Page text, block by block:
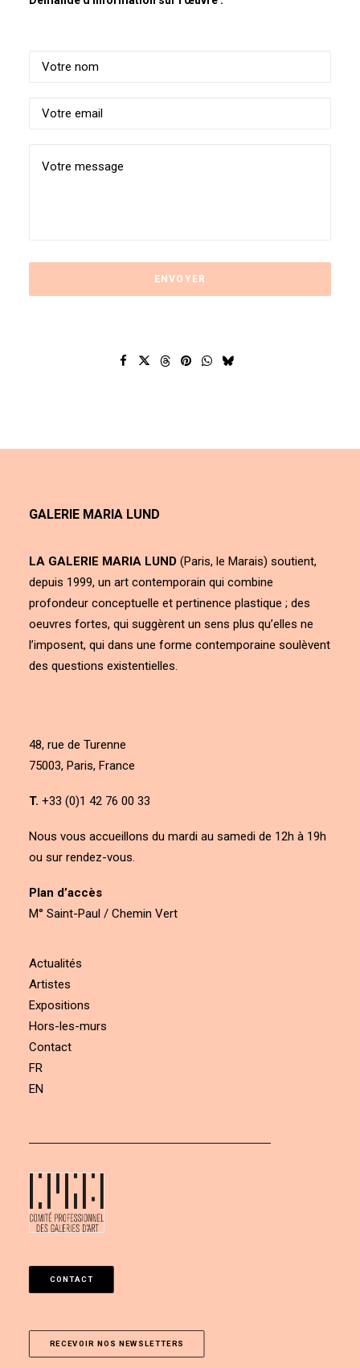
GALERIE MARIA LUND
LA GALERIE MARIA LUND (Paris, le Marais) soutient,
depuis 1999, un art contemporain qui combine
profondeur conceptuelle et pertinence plastique ; des
oeuvres fortes, qui suggèrent un sens plus qu’elles ne
l’imposent, qui dans une forme contemporaine soulèvent
des questions existentielles.
48, rue de Turenne
75003, Paris, France
T. +33 (0)1 42 76 00 33
Nous vous accueillons du mardi au samedi de 12h à 19h
ou sur rendez-vous.
Plan d’accès
M° Saint-Paul / Chemin Vert
Actualités
Artistes
Expositions
Hors-les-murs
Contact
FR
EN
CONTACT
RECEVOIR NOS NEWSLETTERS